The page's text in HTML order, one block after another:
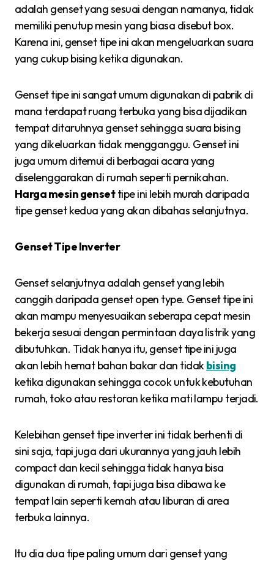
adalah genset yang sesuai dengan namanya, tidak
memiliki penutup mesin yang biasa disebut box.
Karena ini, genset tipe ini akan mengeluarkan suara
yang cukup bising ketika digunakan.
Genset tipe ini sangat umum digunakan di pabrik di
mana terdapat ruang terbuka yang bisa dijadikan
tempat ditaruhnya genset sehingga suara bising
yang dikeluarkan tidak mengganggu. Genset ini
juga umum ditemui di berbagai acara yang
diselenggarakan di rumah seperti pernikahan.
Harga mesin gensettipe ini lebih murah daripada
tipe genset kedua yang akan dibahas selanjutnya.
Genset Tipe Inverter
Genset selanjutnya adalah genset yang lebih
canggih daripada genset open type. Genset tipe ini
akan mampu menyesuaikan seberapa cepat mesin
bekerja sesuai dengan permintaan daya listrik yang
dibutuhkan. Tidak hanya itu, genset tipe ini juga
akan lebih hemat bahan bakar dan tidakbising
ketika digunakan sehingga cocok untuk kebutuhan
rumah, toko atau restoran ketika mati lampu terjadi.
Kelebihan genset tipe inverter ini tidak berhenti di
sini saja, tapi juga dari ukurannya yang jauh lebih
compact dan kecil sehingga tidak hanya bisa
digunakan di rumah, tapi juga bisa dibawa ke
tempat lain seperti kemah atau liburan di area
terbuka lainnya.
Itu dia dua tipe paling umum dari genset yang